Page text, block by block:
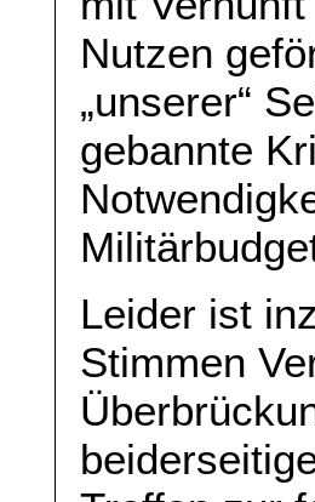
Nutzen
„unserer“
gebannte
Leider ist
Stimmen